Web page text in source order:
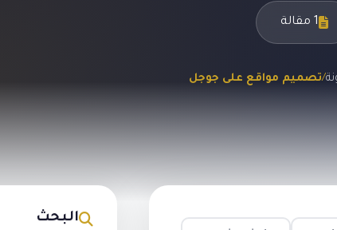
1 مقالة
/تصميم مواقع على جوجل
البحث